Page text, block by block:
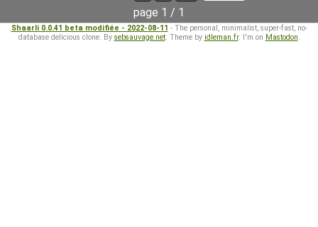
page 1 / 1
Shaarli 0.0.41 beta modifiée - 2022-08-11 - The personal, minimalist, super-fast, no-
database delicious clone. By sebsauvage.net. Theme by idleman.fr. I'm on Mastodon.